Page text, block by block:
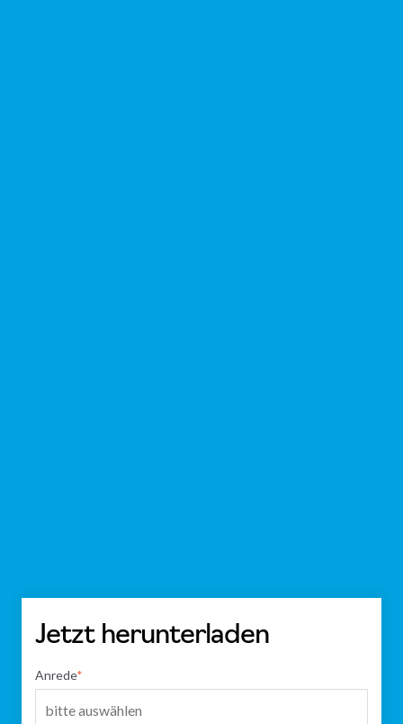
Jetzt herunterladen
Anrede*